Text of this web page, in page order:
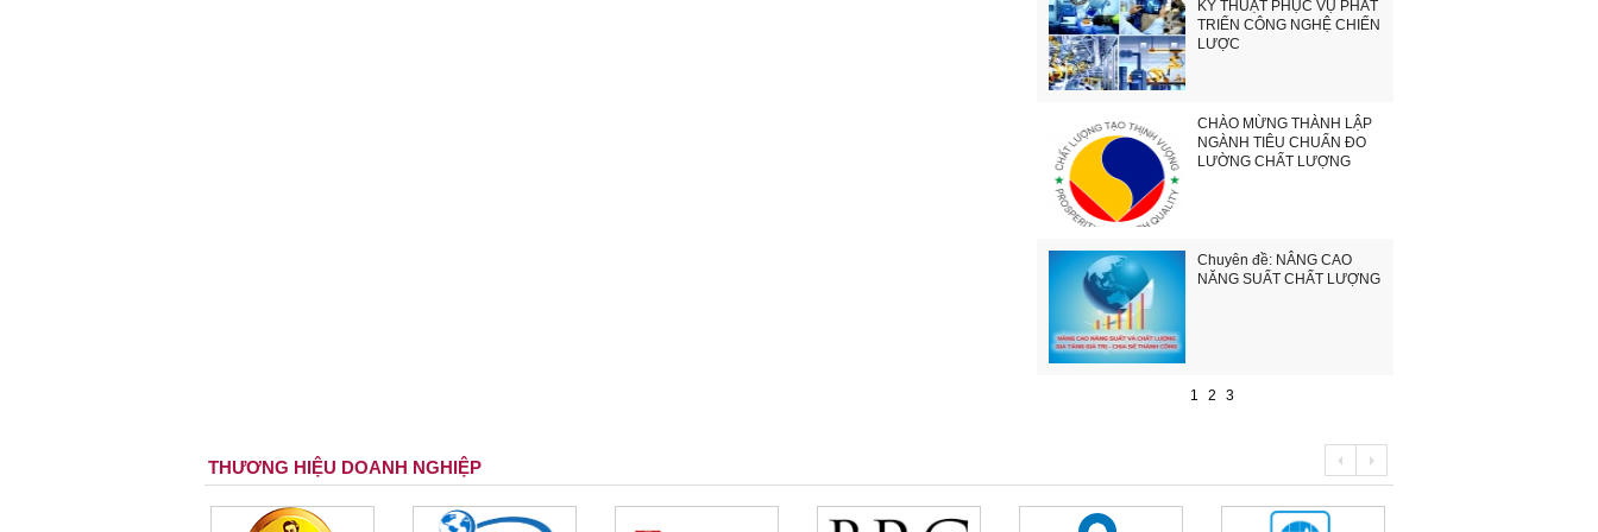
KỸ THUẬT PHỤC VỤ PHÁT
TRIỂN CÔNG NGHỆ CHIẾN
LƯỢC
CHÀO MỪNG THÀNH LẬP
NGÀNH TIÊU CHUẨN ĐO
LƯỜNG CHẤT LƯỢNG
Chuyên đề: NÂNG CAO
NĂNG SUẤT CHẤT LƯỢNG
1 2 3
THƯƠNG HIỆU DOANH NGHIỆP